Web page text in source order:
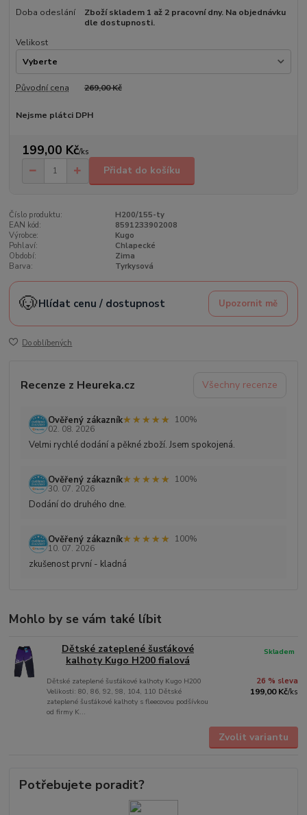
Doba odeslání
Zboží skladem 1 až 2 pracovní dny. Na objednávku
dle dostupnosti.
Velikost
Původní cena 269,00 Kč
Nejsme plátci DPH
199,00 Kč/ks
Přidat do košíku
Číslo produktu:
H200/155-ty
EAN kód:
8591233902008
Výrobce:
Kugo
Pohlaví:
Chlapecké
Období:
Zima
Barva:
Tyrkysová
🐶Hlídat cenu / dostupnost Upozornit mě
Do oblíbených
Recenze z Heureka.cz Všechny recenze
Ověřený zákazník★★★★★
★★★★★
100%
02. 08. 2026
Velmi rychlé dodání a pěkné zboží. Jsem spokojená.
Ověřený zákazník★★★★★
★★★★★
100%
30. 07. 2026
Dodání do druhého dne.
Ověřený zákazník★★★★★
★★★★★
100%
10. 07. 2026
zkušenost první - kladná
Mohlo by se vám také líbit
Dětské zateplené šusťákové
kalhoty Kugo H200 fialová
Dětské zateplené šusťákové kalhoty Kugo H200
Velikosti: 80, 86, 92, 98, 104, 110 Dětské
zateplené šusťákové kalhoty s fleecovou podšívkou
od firmy K...
26 % sleva
199,00 Kč/ks
Skladem
Zvolit variantu
Potřebujete poradit?